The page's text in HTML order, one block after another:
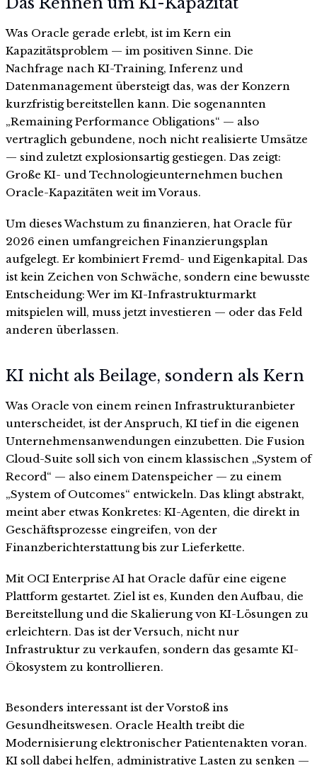
Was Oracle gerade erlebt, ist im Kern ein
Kapazitätsproblem — im positiven Sinne. Die
Nachfrage nach KI-Training, Inferenz und
Datenmanagement übersteigt das, was der Konzern
kurzfristig bereitstellen kann. Die sogenannten
„Remaining Performance Obligations“ — also
vertraglich gebundene, noch nicht realisierte Umsätze
— sind zuletzt explosionsartig gestiegen. Das zeigt:
Große KI- und Technologieunternehmen buchen
Oracle-Kapazitäten weit im Voraus.
Um dieses Wachstum zu finanzieren, hat Oracle für
2026 einen umfangreichen Finanzierungsplan
aufgelegt. Er kombiniert Fremd- und Eigenkapital. Das
ist kein Zeichen von Schwäche, sondern eine bewusste
Entscheidung: Wer im KI-Infrastrukturmarkt
mitspielen will, muss jetzt investieren — oder das Feld
anderen überlassen.
KI nicht als Beilage, sondern als Kern
Was Oracle von einem reinen Infrastrukturanbieter
unterscheidet, ist der Anspruch, KI tief in die eigenen
Unternehmensanwendungen einzubetten. Die Fusion
Cloud-Suite soll sich von einem klassischen „System of
Record“ — also einem Datenspeicher — zu einem
„System of Outcomes“ entwickeln. Das klingt abstrakt,
meint aber etwas Konkretes: KI-Agenten, die direkt in
Geschäftsprozesse eingreifen, von der
Finanzberichterstattung bis zur Lieferkette.
Mit OCI Enterprise AI hat Oracle dafür eine eigene
Plattform gestartet. Ziel ist es, Kunden den Aufbau, die
Bereitstellung und die Skalierung von KI-Lösungen zu
erleichtern. Das ist der Versuch, nicht nur
Infrastruktur zu verkaufen, sondern das gesamte KI-
Ökosystem zu kontrollieren.
Besonders interessant ist der Vorstoß ins
Gesundheitswesen. Oracle Health treibt die
Modernisierung elektronischer Patientenakten voran.
KI soll dabei helfen, administrative Lasten zu senken —